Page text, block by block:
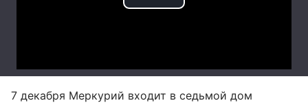
7 декабря Меркурий входит в седьмой дом